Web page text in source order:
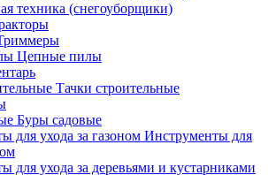
техника (снегоуборщики)
Цепные пилы
Тачки строительные
Буры садовые
Инструменты для